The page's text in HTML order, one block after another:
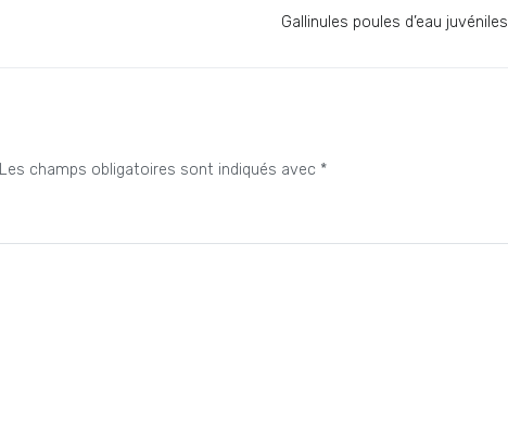
Gallinules poules d’eau juvéniles
Les champs obligatoires sont indiqués avec *